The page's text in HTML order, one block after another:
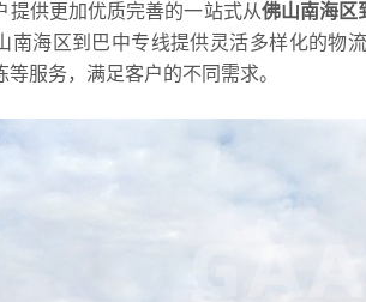
提供更加优质完善的一站式从佛山南海区
南海区到巴中专线提供灵活多样化的物
服务，满足客户的不同需求。